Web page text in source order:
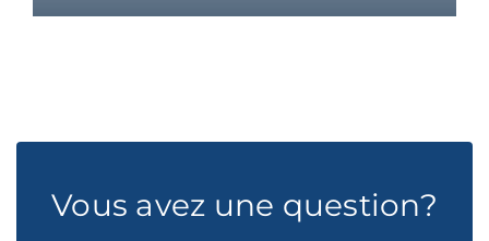
Vous avez une question?